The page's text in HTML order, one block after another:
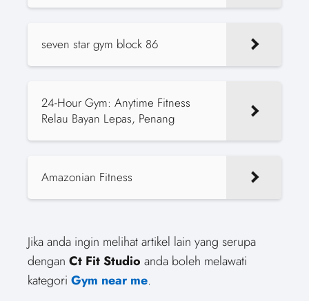
seven star gym block 86
24-Hour Gym: Anytime Fitness
Relau Bayan Lepas, Penang
Amazonian Fitness
Jika anda ingin melihat artikel lain yang serupa
dengan Ct Fit Studio anda boleh melawati
kategori Gym near me.